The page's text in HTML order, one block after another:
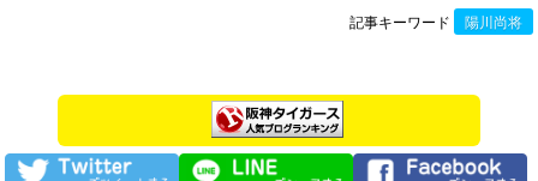
記事キーワード 陽川尚将